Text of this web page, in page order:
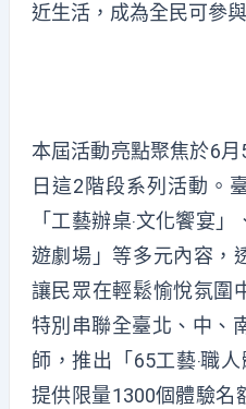
近生活，成為全民可參
本屆活動亮點聚焦於6
日這2階段系列活動。
「工藝辦桌‧文化饗宴
遊劇場」等多元內容，
讓民眾在輕鬆愉悅氛圍
特別串聯全臺北、中、
師，推出「65工藝‧職
提供限量1300個體驗名